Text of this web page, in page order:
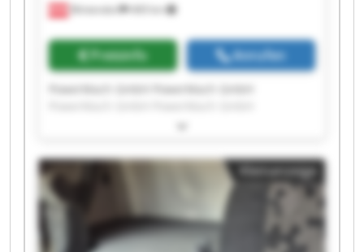
Blintendorf 469 km
Preisinfo Anrufen
PowerMach GmbH PowerMach GmbH
PowerMach GmbH PowerMach GmbH
PowerMach GmbH PowerMach GmbH
PowerMach GmbH PowerMach GmbH
PowerMach GmbH PowerMach GmbH
PowerMach GmbH PowerMach GmbH
PowerMach GmbH PowerMach GmbH
PowerMach GmbH PowerMach GmbH
Kleinanzeige